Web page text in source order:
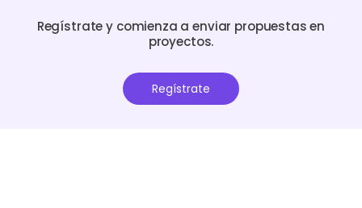
Regístrate y comienza a enviar propuestas en
proyectos.
Regístrate